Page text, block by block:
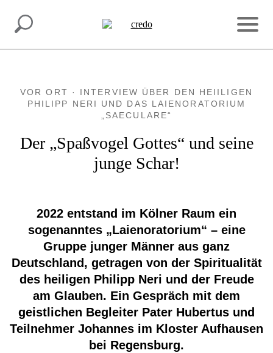
INSPIRATION. MACH MIT.
VOR ORT · INTERVIEW ÜBER DEN HEIILIGEN
PHILIPP NERI UND DAS LAIENORATORIUM
„SAECULARE“
Der „Spaßvogel Gottes“ und seine
junge Schar!
2022 entstand im Kölner Raum ein
sogenanntes „Laienoratorium“ – eine
Gruppe junger Männer aus ganz
Deutschland, getragen von der Spiritualität
des heiligen Philipp Neri und der Freude
am Glauben. Ein Gespräch mit dem
geistlichen Begleiter Pater Hubertus und
Teilnehmer Johannes im Kloster Aufhausen
bei Regensburg.